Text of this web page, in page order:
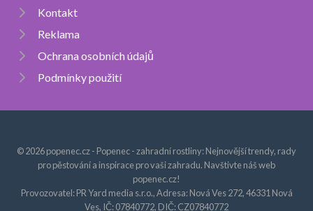
Kontakt
Reklama
Ochrana osobních údajů
Podmínky použití
© 2026 popenec.cz - Popenec - zahradní rostliny: Nejnovější trendy, rady
pro pěstování a inspirace pro vaši zahradu. Navštivte náš web
popenec.cz!
Provozovatel: PR Yard media s.r.o., Adresa: Nová Ves 272, 46331 Nová
Ves, IČ: 07840772, DIČ: CZ07840772